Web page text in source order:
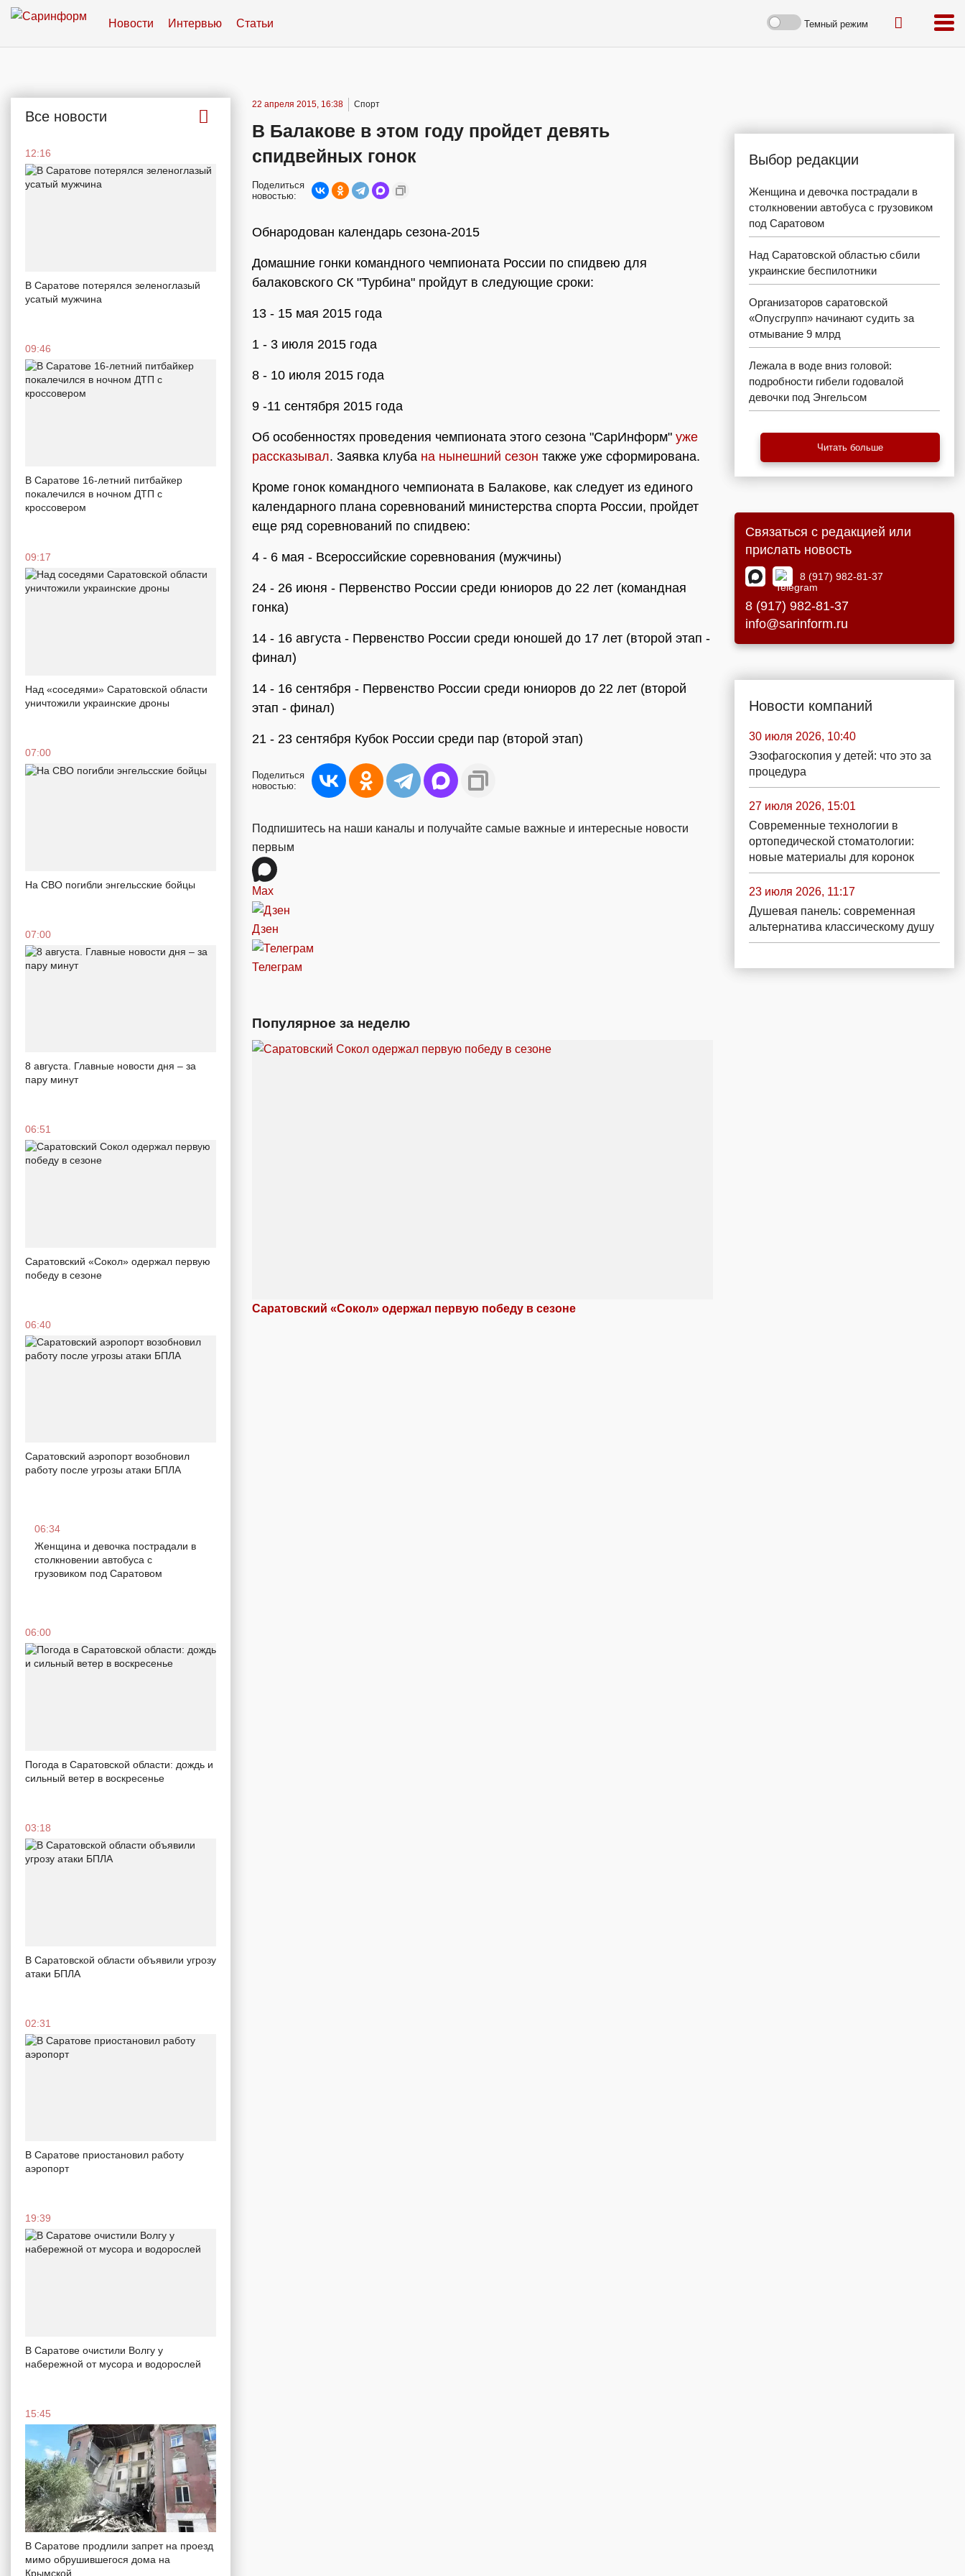
Новости Интервью Статьи Темный режим
Все новости
12:16
В Саратове потерялся зеленоглазый
усатый мужчина
09:46
В Саратове 16-летний питбайкер
покалечился в ночном ДТП с
кроссовером
09:17
Над «соседями» Саратовской области
уничтожили украинские дроны
07:00
На СВО погибли энгельсские бойцы
07:00
8 августа. Главные новости дня – за
пару минут
06:51
Саратовский «Сокол» одержал первую
победу в сезоне
06:40
Саратовский аэропорт возобновил
работу после угрозы атаки БПЛА
06:34
Женщина и девочка пострадали в
столкновении автобуса с
грузовиком под Саратовом
06:00
Погода в Саратовской области: дождь и
сильный ветер в воскресенье
03:18
В Саратовской области объявили угрозу
атаки БПЛА
02:31
В Саратове приостановил работу
аэропорт
19:39
В Саратове очистили Волгу у
набережной от мусора и водорослей
15:45
В Саратове продлили запрет на проезд
мимо обрушившегося дома на
Крымской
22 апреля 2015, 16:38 Спорт
В Балакове в этом году пройдет девять
спидвейных гонок
Поделиться
новостью:
Обнародован календарь сезона-2015
Домашние гонки командного чемпионата России по спидвею для
балаковского СК "Турбина" пройдут в следующие сроки:
13 - 15 мая 2015 года
1 - 3 июля 2015 года
8 - 10 июля 2015 года
9 -11 сентября 2015 года
Об особенностях проведения чемпионата этого сезона "СарИнформ" уже
рассказывал. Заявка клуба на нынешний сезон также уже сформирована.
Кроме гонок командного чемпионата в Балакове, как следует из единого
календарного плана соревнований министерства спорта России, пройдет
еще ряд соревнований по спидвею:
4 - 6 мая - Всероссийские соревнования (мужчины)
24 - 26 июня - Первенство России среди юниоров до 22 лет (командная
гонка)
14 - 16 августа - Первенство России среди юношей до 17 лет (второй этап -
финал)
14 - 16 сентября - Первенство России среди юниоров до 22 лет (второй
этап - финал)
21 - 23 сентября Кубок России среди пар (второй этап)
Поделиться
новостью:
Подпишитесь на наши каналы и получайте самые важные и интересные новости
первым
Max
Дзен
Телеграм
Популярное за неделю
Саратовский «Сокол» одержал первую победу в сезоне
Выбор редакции
Женщина и девочка пострадали в
столкновении автобуса с грузовиком
под Саратовом
Над Саратовской областью сбили
украинские беспилотники
Организаторов саратовской
«Опусгрупп» начинают судить за
отмывание 9 млрд
Лежала в воде вниз головой:
подробности гибели годовалой
девочки под Энгельсом
Читать больше
Связаться с редакцией или
прислать новость
8 (917) 982-81-37
8 (917) 982-81-37
info@sarinform.ru
Новости компаний
30 июля 2026, 10:40
Эзофагоскопия у детей: что это за
процедура
27 июля 2026, 15:01
Современные технологии в
ортопедической стоматологии:
новые материалы для коронок
23 июля 2026, 11:17
Душевая панель: современная
альтернатива классическому душу